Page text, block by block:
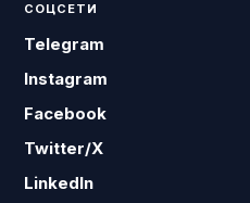
СОЦСЕТИ
Telegram
Instagram
Facebook
Twitter/X
LinkedIn